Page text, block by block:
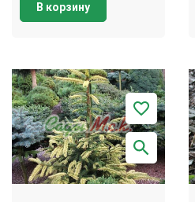
В корзину